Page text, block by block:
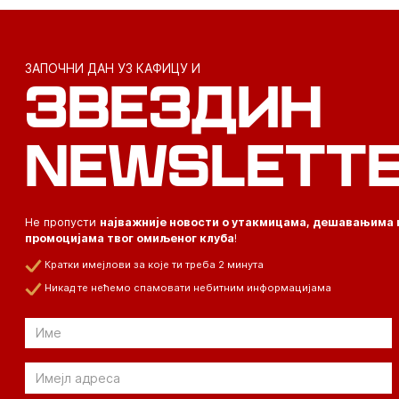
ЗАПОЧНИ ДАН УЗ КАФИЦУ И
ЗВЕЗДИН
Не пропусти најважније новости о утакмицама, дешавањима
промоцијама твог омиљеног клуба!
Кратки имејлови за које ти треба 2 минута
Никад те нећемо спамовати небитним информацијама
Email
Email